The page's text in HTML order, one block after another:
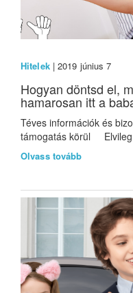
Hitelek| 2019 június 7
Hogyan döntsd el,
hamarosan itt a
Téves információk és
támogatás körül Elvileg
Olvass tovább